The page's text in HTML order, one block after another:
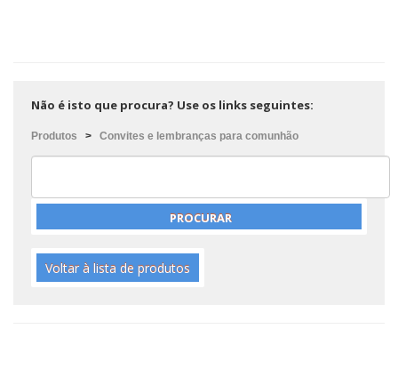
Não é isto que procura? Use os links seguintes:
Produtos > Convites e lembranças para comunhão
Voltar à lista de produtos